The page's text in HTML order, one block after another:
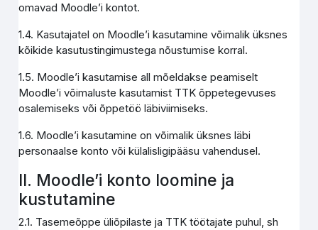
omavad Moodle’i kontot.
1.4. Kasutajatel on Moodle’i kasutamine võimalik üksnes
kõikide kasutustingimustega nõustumise korral.
1.5. Moodle’i kasutamise all mõeldakse peamiselt
Moodle’i võimaluste kasutamist TTK õppetegevuses
osalemiseks või õppetöö läbiviimiseks.
1.6. Moodle’i kasutamine on võimalik üksnes läbi
personaalse konto või külalisligipääsu vahendusel.
II. Moodle’i konto loomine ja
kustutamine
2.1. Tasemeõppe üliõpilaste ja TTK töötajate puhul, sh